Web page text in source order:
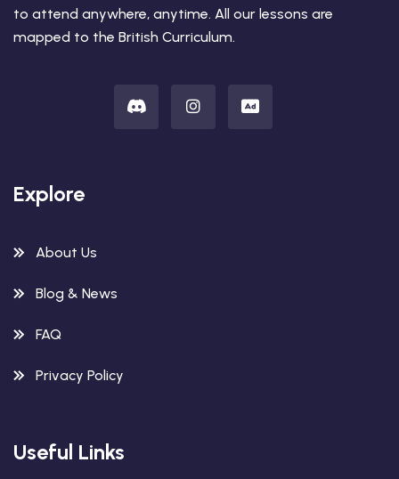
to attend anywhere, anytime. All our lessons are
mapped to the British Curriculum.
Explore
About Us
Blog & News
FAQ
Privacy Policy
Useful Links